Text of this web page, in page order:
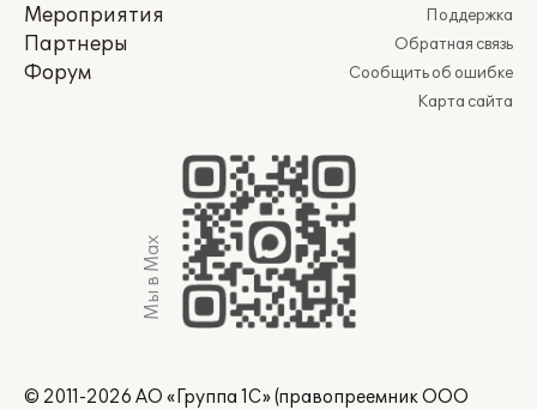
Мероприятия
Партнеры
Форум
Поддержка
Обратная связь
Сообщить об ошибке
Карта сайта
Мы в Max
© 2011-2026 АО «Группа 1С» (правопреемник ООО